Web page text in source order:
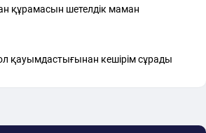
құрамасын шетелдік маман
қауымдастығынан кешірім сұрады